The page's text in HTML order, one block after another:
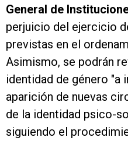
General de
perjuicio del ejercicio
previstas en el
Asimismo, se podrán
identidad de género "a
aparición de nuevas
de la identidad psico-
siguiendo el